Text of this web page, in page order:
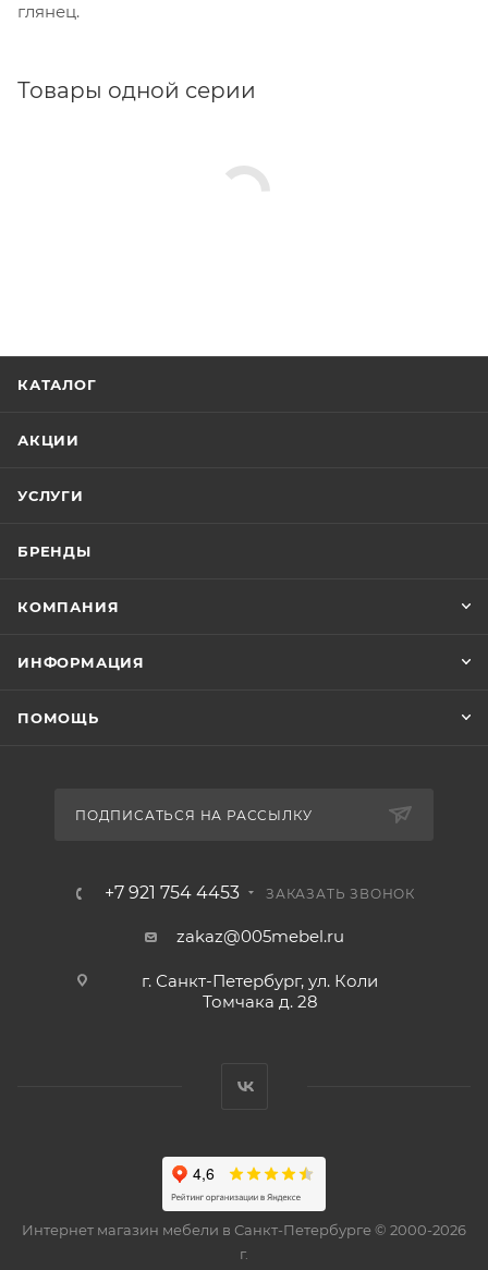
глянец.
Товары одной серии
КАТАЛОГ
АКЦИИ
УСЛУГИ
БРЕНДЫ
КОМПАНИЯ
ИНФОРМАЦИЯ
ПОМОЩЬ
ПОДПИСАТЬСЯ НА РАССЫЛКУ
+7 921 754 4453 ЗАКАЗАТЬ ЗВОНОК
zakaz@005mebel.ru
г. Санкт-Петербург, ул. Коли
Томчака д. 28
Интернет магазин мебели в Санкт-Петербурге © 2000-2026
г.